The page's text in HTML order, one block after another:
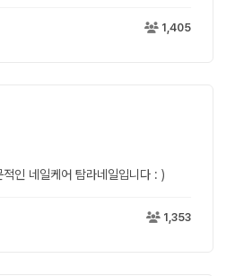
1,405
인 네일케어 탐라네일입니다 : )
1,353